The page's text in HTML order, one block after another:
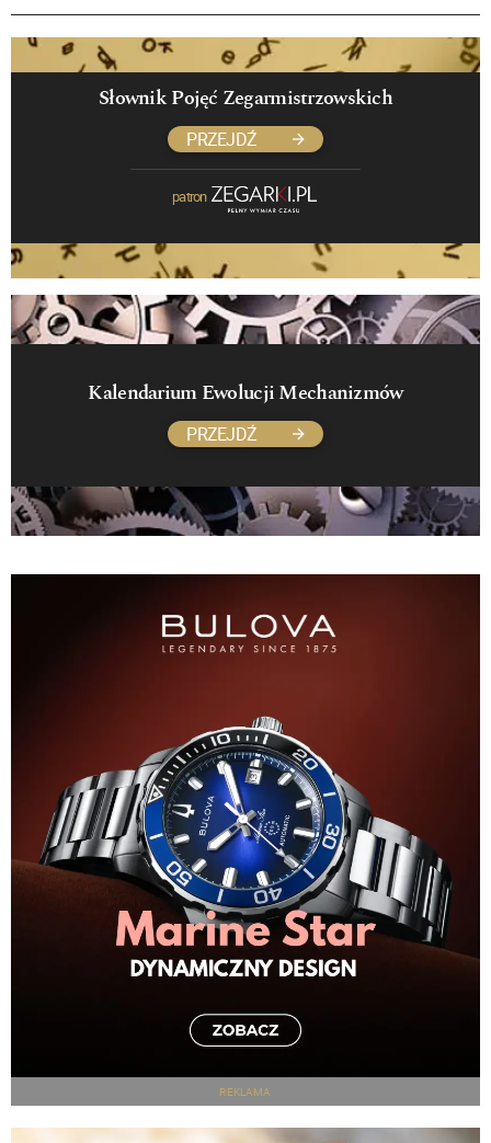
Słownik Pojęć Zegarmistrzowskich
PRZEJDŹ
patron
Kalendarium Ewolucji Mechanizmów
PRZEJDŹ
REKLAMA